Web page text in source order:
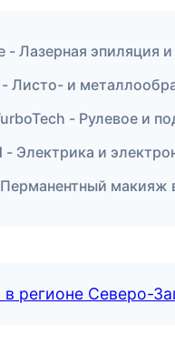
- Лазерная эпиляция
Листо- и
- Рулевое и
Электрика и
макияж
в регионе Северо-